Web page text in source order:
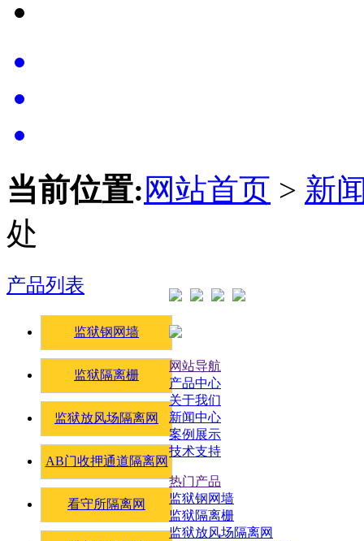
当前位置: 网站首页 > 新
处
产品列表
监狱钢网墙
监狱隔离栅
监狱放风场隔离网
AB门收押通道隔离网
看守所隔离网
网站导航
产品中心
关于我们
新闻中心
案例展示
技术支持
热门产品
监狱钢网墙
监狱隔离栅
监狱放风场隔离网